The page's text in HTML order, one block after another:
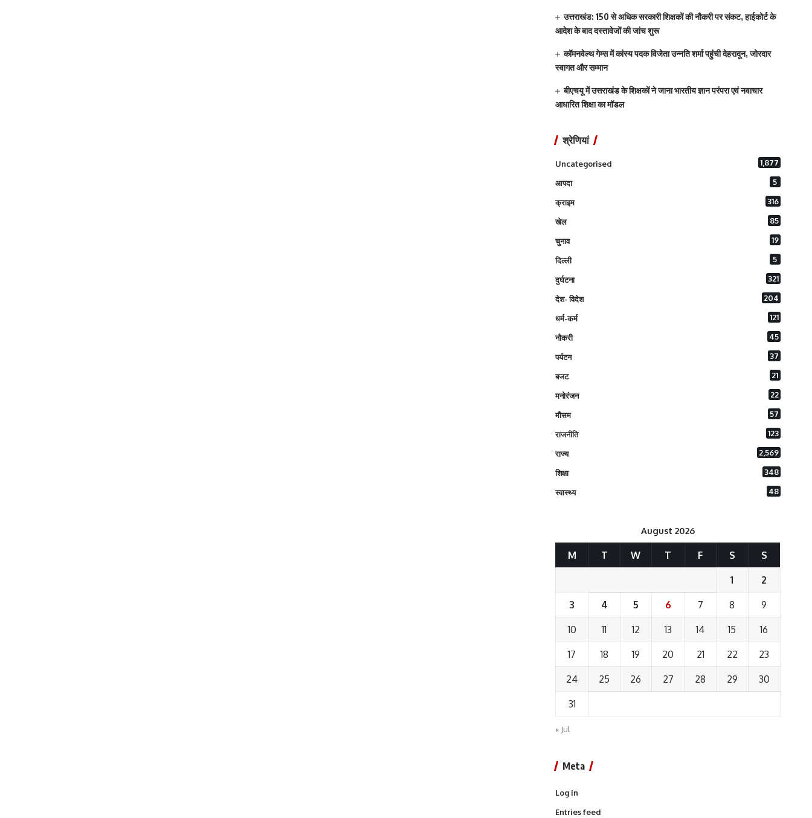
उत्तराखंड: 150 से अधिक सरकारी शिक्षकों की नौकरी पर संकट, हाईकोर्ट के
आदेश के बाद दस्तावेजों की जांच शुरू
कॉमनवेल्थ गेम्स में कांस्य पदक विजेता उन्नति शर्मा पहुंची देहरादून, जोरदार
स्वागत और सम्मान
बीएचयू में उत्तराखंड के शिक्षकों ने जाना भारतीय ज्ञान परंपरा एवं नवाचार
आधारित शिक्षा का मॉडल
श्रेणियां
Uncategorised 1,877
आपदा 5
क्राइम 316
खेल 85
चुनाव 19
दिल्ली 5
दुर्घटना 321
देश- विदेश 204
धर्म-कर्म 121
नौकरी 45
पर्यटन 37
बजट 21
मनोरंजन 22
मौसम 57
राजनीति 123
राज्य 2,569
शिक्षा 348
स्वास्थ्य 48
August 2026
M T W T F S S
1 2
3 4 5 6 7 8 9
10 11 12 13 14 15 16
17 18 19 20 21 22 23
24 25 26 27 28 29 30
31
« Jul
Meta
Log in
Entries feed